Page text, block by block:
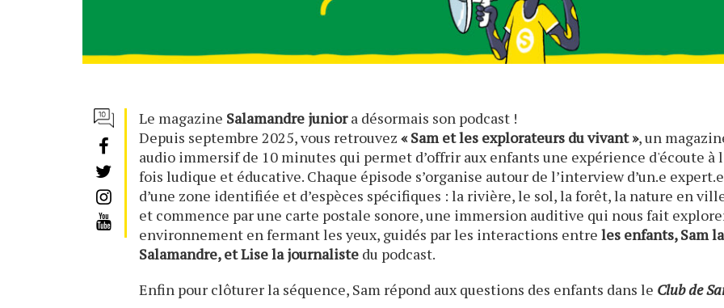
Le magazine Salamandre juniora désormais son podcast !
Depuis septembre 2025, vous retrouvez« Sam et les explorateurs du vivant », un
audio immersif de 10 minutes qui permet d’offrir aux enfants une expérience d'écoute à
fois ludique et éducative. Chaque épisode s’organise autour de l’interview d’un.e expert.e
d’une zone identifiée et d’espèces spécifiques : la rivière, le sol, la forêt, la nature en
et commence par une carte postale sonore, une immersion auditive qui nous fait
environnement en fermant les yeux, guidés par les interactions entre les enfants, Sam la
Salamandre, et Lise la journaliste du podcast.
Enfin pour clôturer la séquence, Sam répond aux questions des enfants dans le Club de